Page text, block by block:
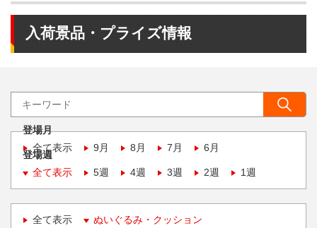
入荷景品・プライズ情報
登場月
全て表示
9月 8月 7月 6月
登場週
全て表示
5週 4週 3週 2週 1週
全て表示 ぬいぐるみ・クッション